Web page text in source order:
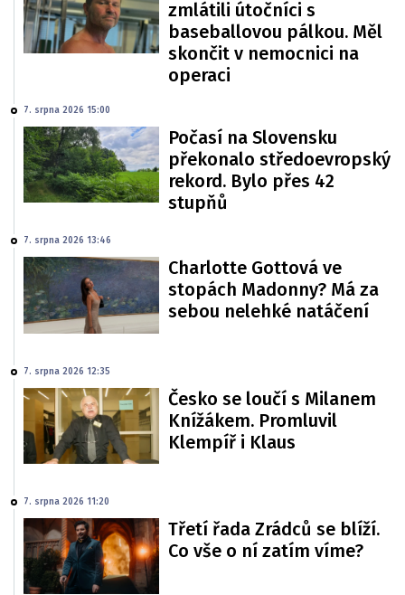
zmlátili útočníci s
baseballovou pálkou. Měl
skončit v nemocnici na
operaci
7. srpna 2026 15:00
Počasí na Slovensku
překonalo středoevropský
rekord. Bylo přes 42
stupňů
7. srpna 2026 13:46
Charlotte Gottová ve
stopách Madonny? Má za
sebou nelehké natáčení
7. srpna 2026 12:35
Česko se loučí s Milanem
Knížákem. Promluvil
Klempíř i Klaus
7. srpna 2026 11:20
Třetí řada Zrádců se blíží.
Co vše o ní zatím víme?